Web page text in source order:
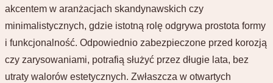
akcentem w aranżacjach skandynawskich czy
minimalistycznych, gdzie istotną rolę odgrywa prostota formy
i funkcjonalność. Odpowiednio zabezpieczone przed korozją
czy zarysowaniami, potrafią służyć przez długie lata, bez
utraty walorów estetycznych. Zwłaszcza w otwartych